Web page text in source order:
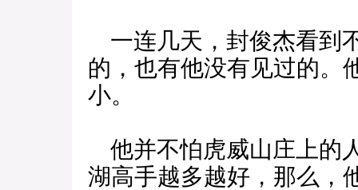
一连几天，封俊杰看到
的，也有他没有见过的。
小。
他并不怕虎威山庄上的
湖高手越多越好，那么，